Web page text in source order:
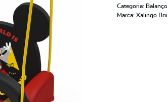
Categoria:
Marca: Xalingo